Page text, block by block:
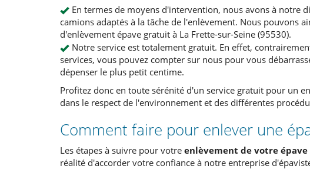
En termes de moyens d'intervention, nous avons à notre
camions adaptés à la tâche de l'enlèvement. Nous pouvons
d'enlèvement épave gratuit à La Frette-sur-Seine (95530).
Notre service est totalement gratuit. En effet,
services, vous pouvez compter sur nous pour vous
dépenser le plus petit centime.
Profitez donc en toute sérénité d'un service gratuit pour un
dans le respect de l'environnement et des différentes
Comment faire pour enlever une
Les étapes à suivre pour votre enlèvement de votre épave
réalité d'accorder votre confiance à notre entreprise